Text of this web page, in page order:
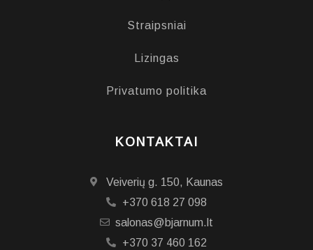
Straipsniai
Lizingas
Privatumo politika
KONTAKTAI
Veiverių g. 150, Kaunas
+370 618 27 098
salonas@bjarnum.lt
+370 37 460 162